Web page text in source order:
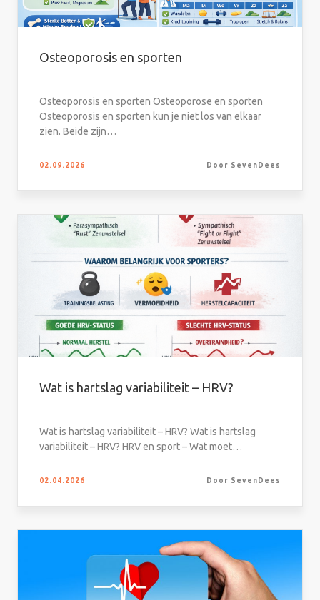
Osteoporosis en sporten
Osteoporosis en sporten Osteoporose en sporten
Osteoporosis en sporten kun je niet los van elkaar
zien. Beide zijn…
02.09.2026 Door SevenDees
Wat is hartslag variabiliteit – HRV?
Wat is hartslag variabiliteit – HRV? Wat is hartslag
variabiliteit – HRV? HRV en sport – Wat moet…
02.04.2026 Door SevenDees